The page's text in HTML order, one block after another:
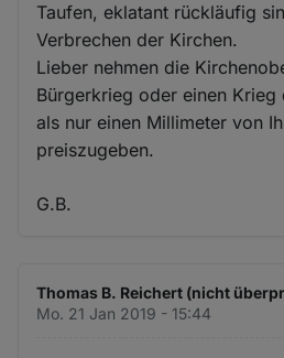
Taufen, eklatant rückläufig
Verbrechen der Kirchen.
Lieber nehmen die
Bürgerkrieg oder einen
als nur einen Millimeter von
preiszugeben.
G.B.
Thomas B. Reichert (nicht
Mo. 21 Jan 2019 - 15:44